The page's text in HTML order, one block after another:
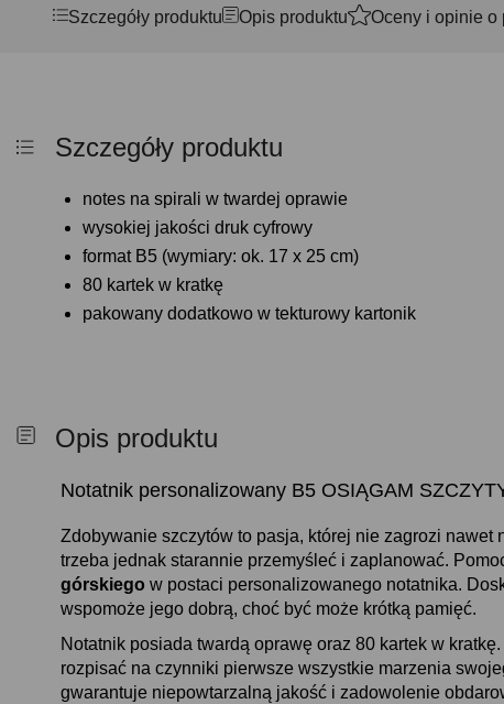
Szczegóły produktu Opis produktu Oceny i opinie o
Szczegóły produktu
notes na spirali w twardej oprawie
wysokiej jakości druk cyfrowy
format B5 (wymiary: ok. 17 x 25 cm)
80 kartek w kratkę
pakowany dodatkowo w tekturowy kartonik
Opis produktu
Notatnik personalizowany B5 OSIĄGAM
Zdobywanie szczytów to pasja, której nie zagrozi
trzeba jednak starannie przemyśleć i zaplanować.
górskiego w postaci personalizowanego notatnika.
wspomoże jego dobrą, choć być może krótką pamięć.
Notatnik posiada twardą oprawę oraz 80 kartek w
rozpisać na czynniki pierwsze wszystkie marzenia
gwarantuje niepowtarzalną jakość i zadowolenie